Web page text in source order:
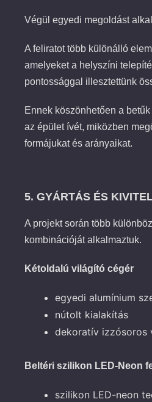
Végül egyedi megoldást
A feliratot több különálló
amelyeket a helyszíni
pontossággal illesztettünk
Ennek köszönhetően a
az épület ívét, miközben
formájukat és arányaikat.
5. GYÁRTÁS ÉS
A projekt során több
kombinációját alkalmaztuk.
Kétoldalú világító cégér
egyedi alumínium
nútolt kialakítás
dekoratív izzósoros
Beltéri szilikon LED-Neon
szilikon LED-neon